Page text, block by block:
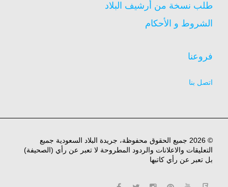
طلب نسخة من أرشيف البلاد
الشروط و الأحكام
فروعنا
اتصل بنا
© 2026 جميع الحقوق محفوظة، جريدة البلاد السعودية جميع
التعليقات والاعلانات والردود المطروحة لا تعبر عن رأي (الصحيفة)
بل تعبر عن رأي كاتبها